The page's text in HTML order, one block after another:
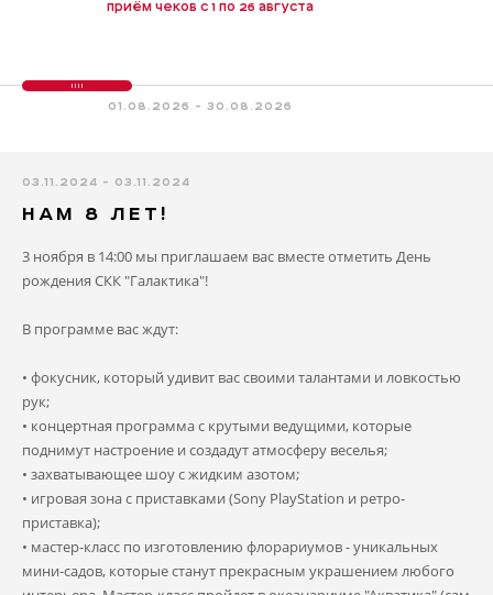
приём чеков с 1 по 26 августа
01.08.2026 - 30.08.2026
03.11.2024 - 03.11.2024
НАМ 8 ЛЕТ!
3 ноября в 14:00 мы приглашаем вас вместе отметить День
рождения СКК "Галактика"!
В программе вас ждут:
• фокусник, который удивит вас своими талантами и ловкостью
рук;
• концертная программа с крутыми ведущими, которые
поднимут настроение и создадут атмосферу веселья;
• захватывающее шоу с жидким азотом;
• игровая зона с приставками (Sony PlayStation и ретро-
приставка);
• мастер-класс по изготовлению флорариумов - уникальных
мини-садов, которые станут прекрасным украшением любого